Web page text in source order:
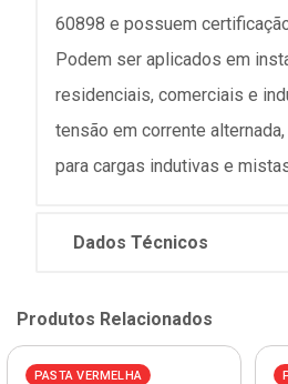
60898 e possuem
Podem ser aplicados em
residenciais, comerciais e
tensão em corrente
para cargas indutivas e
Dados Técnicos
Produtos Relacionados
PASTA VERMELHA